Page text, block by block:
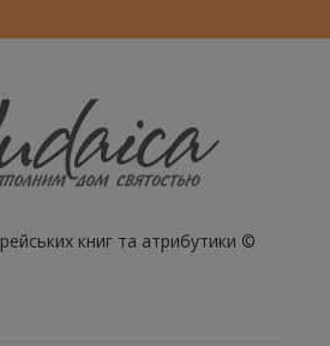
книг та атрибутики ©